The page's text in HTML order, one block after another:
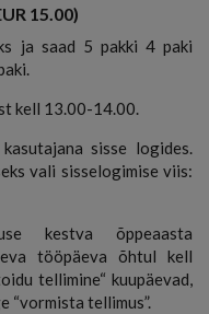
15.00)
ja saad 5 pakki 4 paki
kell 13.00-14.00.
sisse logides.
vali sisselogimise viis:
kestva õppeaasta
tööpäeva õhtul kell
tellimine“ kuupäevad,
“vormista tellimus”.